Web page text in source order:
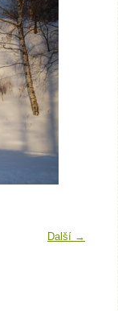
Další →